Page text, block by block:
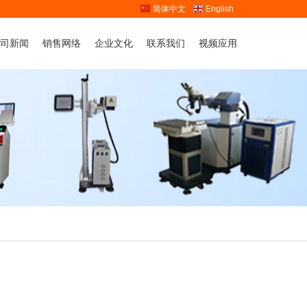
简体中文 English
新闻 销售网络 企业文化 联系我们
人才战略
联系我们
视频应用